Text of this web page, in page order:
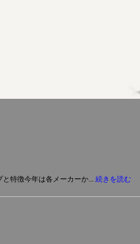
特徴今年は各メーカーか...続きを読む